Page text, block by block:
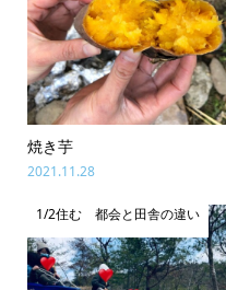
焼き芋
2021.11.28
1/2住む 都会と田舎の違い